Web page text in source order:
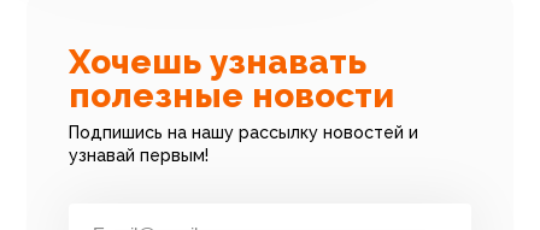
Хочешь узнавать
полезные новости
Подпишись на нашу рассылку новостей и
узнавай первым!